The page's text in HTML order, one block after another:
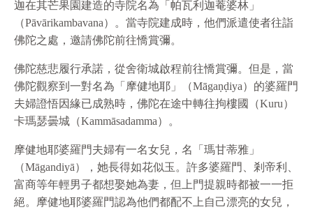
迦在其芒果園建造的寺院名為「帕瓦利迦菴婆林」
（Pāvārikambavana）。當寺院建成時，他們派遣使者往詣
佛陀之處，邀請佛陀前往憍賞彌。
佛陀慈悲履行承諾，從舍衛城啟程前往憍賞彌。但是，當
佛陀觀察到一對名為「摩健地耶」（Māgaṇḍiya）的婆羅門
夫婦證悟因緣已成熟時，佛陀在途中轉往拘樓國（Kuru）
卡瑪瑟曇城（Kammāsadamma）。
摩健地耶婆羅門夫婦有一名女兒，名「瑪甘蒂雅」
（Māgandiyā），她長得如花似玉。許多婆羅門、剎帝利、
富商等年輕男子都想娶她為妻，但上門提親時都被一一拒
絕。摩健地耶婆羅門認為他們都配不上自己漂亮的女兒，